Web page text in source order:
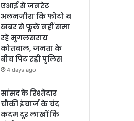
एआई से जनरेट
अलनजीरा कि फोटो व
खबर से फूले नहीं समा
रहे मुगलसराय
कोतवाल, जनता के
बीच पिट रही पुलिस
4 days ago
सांसद के रिश्तेदार
चौकी इंचार्ज के चंद
कदम दूर लाखों कि